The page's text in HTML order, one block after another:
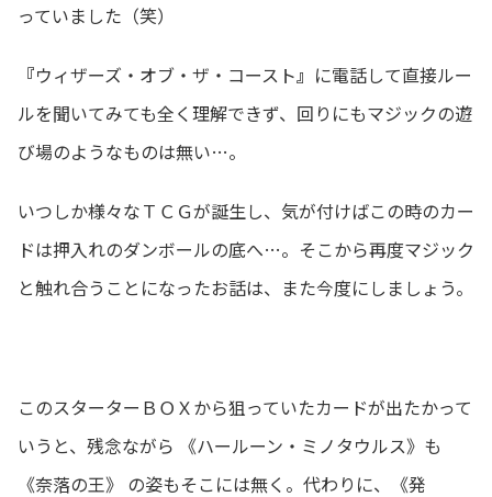
っていました（笑）
『ウィザーズ・オブ・ザ・コースト』 に電話して直接ルー
ルを聞いてみても全く理解できず、回りにもマジックの遊
び場のようなものは無い…。
いつしか様々なＴＣＧが誕生し、気が付けばこの時のカー
ドは押入れのダンボールの底へ…。そこから再度マジック
と触れ合うことになったお話は、また今度にしましょう。
このスターターＢＯＸから狙っていたカードが出たかって
いうと、残念ながら 《ハールーン・ミノタウルス》も
《奈落の王》 の姿もそこには無く。代わりに、《発